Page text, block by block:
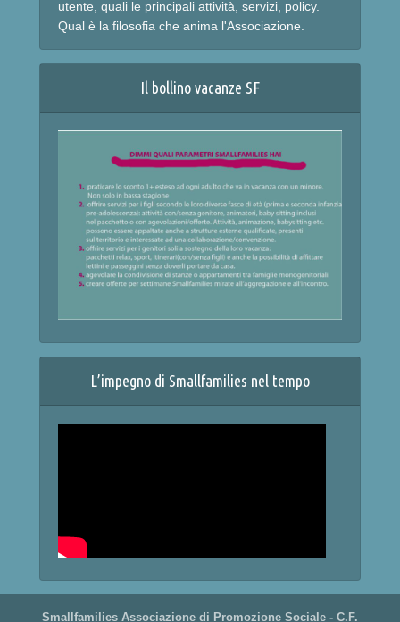
utente, quali le principali attività, servizi, policy.
Qual è la filosofia che anima l'Associazione.
Il bollino vacanze SF
L’impegno di Smallfamilies nel tempo
Smallfamilies Associazione di Promozione Sociale - C.F.